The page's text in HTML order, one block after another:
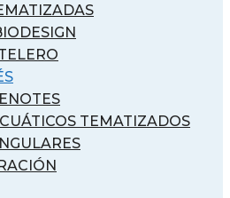
TEMATIZADOS